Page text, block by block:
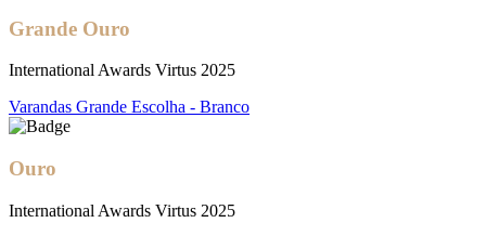
Grande Ouro
International Awards Virtus 2025
Varandas Grande Escolha - Branco
Ouro
International Awards Virtus 2025